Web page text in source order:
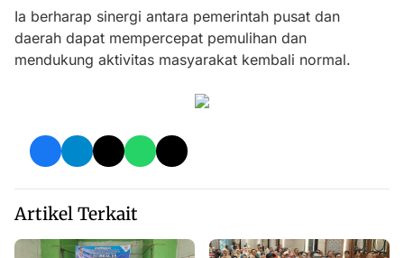
Ia berharap sinergi antara pemerintah pusat dan
daerah dapat mempercepat pemulihan dan
mendukung aktivitas masyarakat kembali normal.
Artikel Terkait